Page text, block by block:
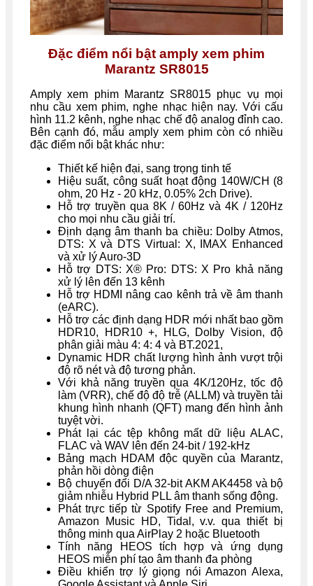
Đặc điểm nổi bật amply xem phim
Marantz SR8015
Amply xem phim Marantz SR8015 phục vụ mọi
nhu cầu xem phim, nghe nhạc hiện nay. Với cấu
hình 11.2 kênh, nghe nhạc chế độ analog đỉnh cao.
Bên cạnh đó, mẫu amply xem phim còn có nhiều
đặc điểm nổi bật khác như:
Thiết kế hiện đại, sang trọng tinh tế
Hiệu suất, công suất hoạt động 140W/CH (8
ohm, 20 Hz - 20 kHz, 0.05% 2ch Drive).
Hỗ trợ truyền qua 8K / 60Hz và 4K / 120Hz
cho mọi nhu cầu giải trí.
Định dạng âm thanh ba chiều: Dolby Atmos,
DTS: X và DTS Virtual: X, IMAX Enhanced
và xử lý Auro-3D
Hỗ trợ DTS: X® Pro: DTS: X Pro khả năng
xử lý lên đến 13 kênh
Hỗ trợ HDMI nâng cao kênh trả về âm thanh
(eARC).
Hỗ trợ các định dạng HDR mới nhất bao gồm
HDR10, HDR10 +, HLG, Dolby Vision, độ
phân giải màu 4: 4: 4 và BT.2021,
Dynamic HDR chất lượng hình ảnh vượt trội
độ rõ nét và độ tương phản.
Với khả năng truyền qua 4K/120Hz, tốc độ
làm (VRR), chế độ độ trễ (ALLM) và truyền tải
khung hình nhanh (QFT) mang đến hình ảnh
tuyệt vời.
Phát lại các tệp không mất dữ liệu ALAC,
FLAC và WAV lên đến 24-bit / 192-kHz
Bảng mạch HDAM độc quyền của Marantz,
phản hồi dòng điện
Bộ chuyển đổi D/A 32-bit AKM AK4458 và bộ
giảm nhiễu Hybrid PLL âm thanh sống động.
Phát trực tiếp từ Spotify Free and Premium,
Amazon Music HD, Tidal, v.v. qua thiết bị
thông minh qua AirPlay 2 hoặc Bluetooth
Tính năng HEOS tích hợp và ứng dụng
HEOS miễn phí tạo âm thanh đa phòng
Điều khiển trợ lý giọng nói Amazon Alexa,